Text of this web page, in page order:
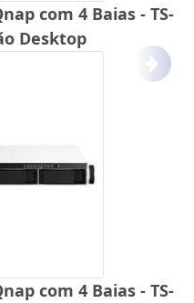
com 4 Baias - TS-
Desktop
com 4 Baias - TS-